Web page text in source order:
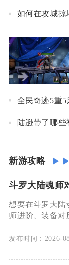
如何在攻城掠
全民奇迹5重
陆逊带了哪些
新游攻略
斗罗大陆魂师
想要在斗罗大陆
师进阶、装备对
发布时间：2026-